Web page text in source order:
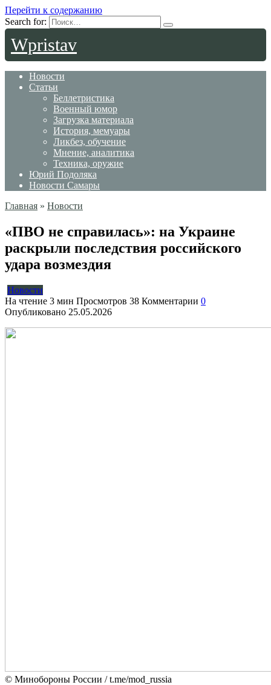
Перейти к содержанию
Search for:
Wpristav
Новости
Статьи
Беллетристика
Военный юмор
Загрузка материала
История, мемуары
Ликбез, обучение
Мнение, аналитика
Техника, оружие
Юрий Подоляка
Новости Самары
Главная » Новости
«ПВО не справилась»: на Украине
раскрыли последствия российского
удара возмездия
Новости
На чтение 3 мин Просмотров 38 Комментарии 0
Опубликовано 25.05.2026
© Минобороны России / t.me/mod_russia